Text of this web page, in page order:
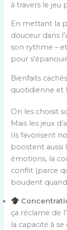
à travers le jeu
En mettant la
douceur dans
son rythme –
pour
Bienfaits
quotidienne et
On les choisit
Mais les jeux
Ils favorisent
boostent aussi
émotions, la
conflit (parce
boudent
ça réclame de
la capacité à